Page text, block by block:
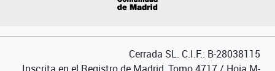
Cerrada SL. C.I.F.: B-28038115